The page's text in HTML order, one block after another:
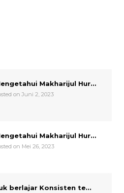
Makharijul Hur...
on Juni 2, 2023
Makharijul Hur...
on Mei 26, 2023
berlajar Konsisten te...